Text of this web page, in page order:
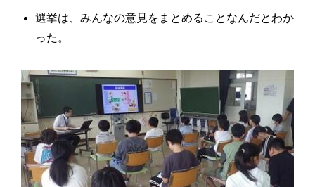
選挙は、みんなの意見をまとめることなんだとわか
った。